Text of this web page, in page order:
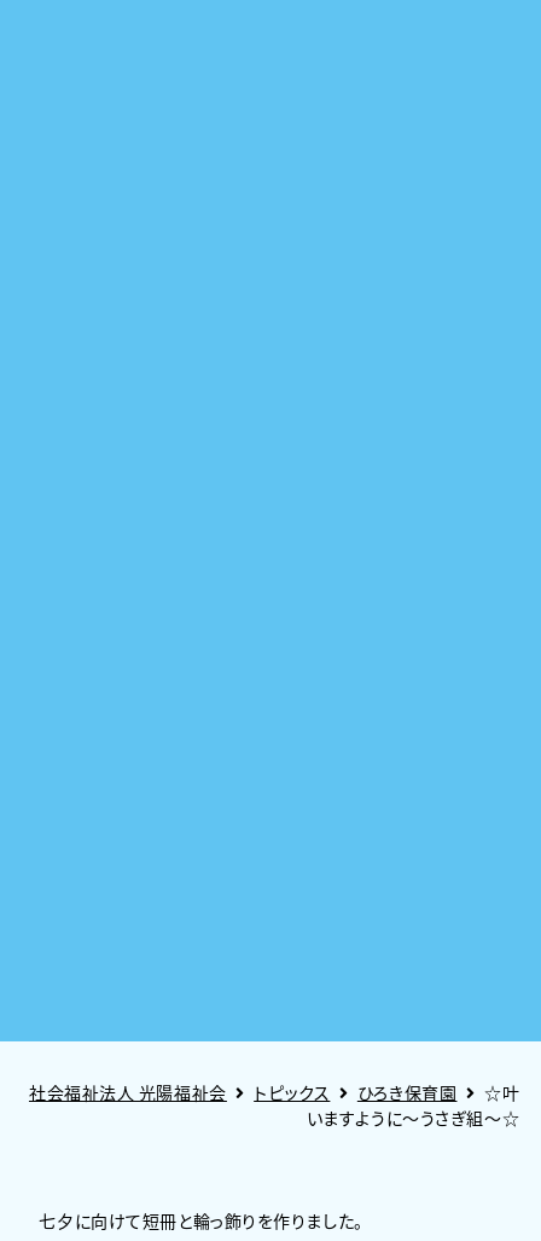
社会福祉法人 光陽福祉会 トピックス ひろき保育園
☆叶
いますように～うさぎ組～☆
七夕に向けて短冊と輪っ飾りを作りました。